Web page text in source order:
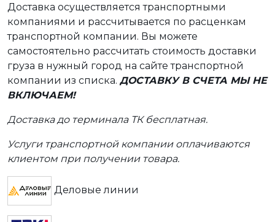
Доставка осуществляется транспортными
компаниями и рассчитывается по расценкам
транспортной компании. Вы можете
самостоятельно рассчитать стоимость доставки
груза в нужный город на сайте транспортной
компании из списка. ДОСТАВКУ В СЧЕТА МЫ НЕ
ВКЛЮЧАЕМ!
Доставка до терминала ТК бесплатная.
Услуги транспортной компании оплачиваются
клиентом при получении товара.
Деловые линии